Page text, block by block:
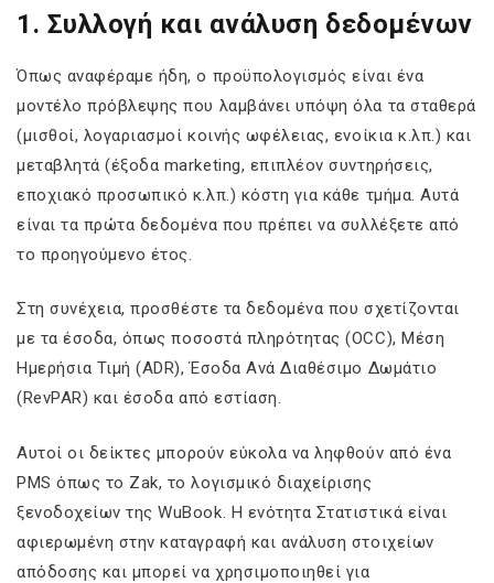
1. Συλλογή και ανάλυση δεδομένων
Όπως αναφέραμε ήδη, ο προϋπολογισμός είναι ένα
μοντέλο πρόβλεψης που λαμβάνει υπόψη όλα τα σταθερά
(μισθοί, λογαριασμοί κοινής ωφέλειας, ενοίκια κ.λπ.) και
μεταβλητά (έξοδα marketing, επιπλέον συντηρήσεις,
εποχιακό προσωπικό κ.λπ.) κόστη για κάθε τμήμα. Αυτά
είναι τα πρώτα δεδομένα που πρέπει να συλλέξετε από
το προηγούμενο έτος.
Στη συνέχεια, προσθέστε τα δεδομένα που σχετίζονται
με τα έσοδα, όπως ποσοστά πληρότητας (OCC), Μέση
Ημερήσια Τιμή (ADR), Έσοδα Ανά Διαθέσιμο Δωμάτιο
(RevPAR) και έσοδα από εστίαση.
Αυτοί οι δείκτες μπορούν εύκολα να ληφθούν από ένα
PMS όπως το Zak, το λογισμικό διαχείρισης
ξενοδοχείων της WuBook. Η ενότητα Στατιστικά είναι
αφιερωμένη στην καταγραφή και ανάλυση στοιχείων
απόδοσης και μπορεί να χρησιμοποιηθεί για